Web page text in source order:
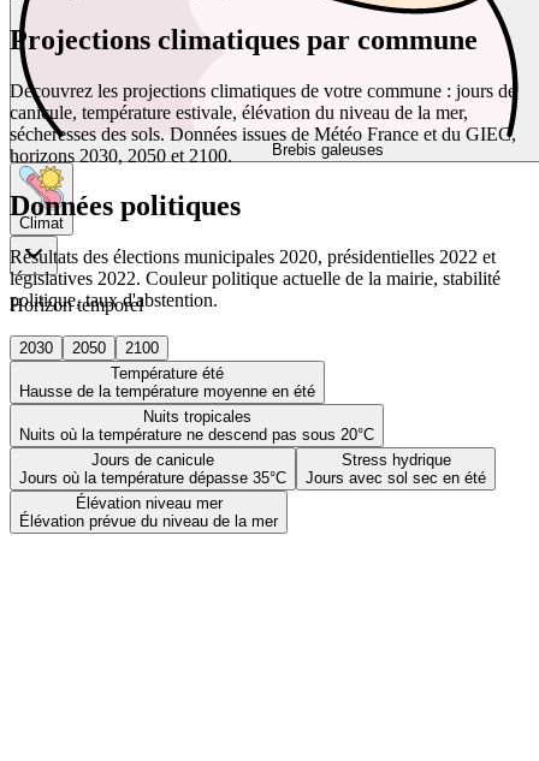
Brebis galeuses
Climat
Horizon temporel
2030 2050
2100
Température été
Hausse de la température moyenne en été
Nuits tropicales
Nuits où la température ne descend pas sous 20°C
Jours de canicule
Jours où la température dépasse 35°C
Stress hydrique
Jours avec sol sec en été
Élévation niveau mer
Élévation prévue du niveau de la mer
Projections climatiques par commune
Découvrez les projections climatiques de votre commune : jours de
canicule, température estivale, élévation du niveau de la mer,
sécheresses des sols. Données issues de Météo France et du GIEC,
horizons 2030, 2050 et 2100.
Données politiques
Résultats des élections municipales 2020, présidentielles 2022 et
législatives 2022. Couleur politique actuelle de la mairie, stabilité
politique, taux d'abstention.